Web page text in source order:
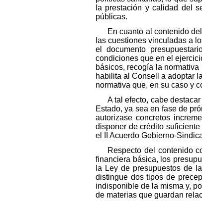
la prestación y calidad del
públicas.
En cuanto al contenido
las cuestiones vinculadas a
el documento
condiciones que en el
básicos, recogía la
habilita al Consell a adoptar
normativa que, en su caso y
A tal efecto, cabe
Estado, ya sea en fase de
autorizase concretos
disponer de crédito
el II Acuerdo Gobierno-
Respecto del contenido
financiera básica, los
la Ley de presupuestos de
distingue dos tipos de
indisponible de la misma y,
de materias que guardan